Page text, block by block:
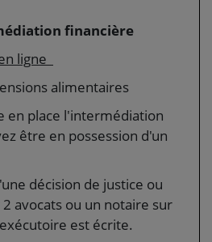
financière
ligne
alimentaires
en place l'intermédiation
être en possession d'un
décision de justice ou
avocats ou un notaire sur
est écrite.